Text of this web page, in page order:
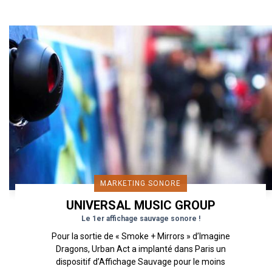
MARKETING SONORE
UNIVERSAL MUSIC GROUP
Le 1er affichage sauvage sonore !
Pour la sortie de « Smoke + Mirrors » d’Imagine
Dragons, Urban Act a implanté dans Paris un
dispositif d’Affichage Sauvage pour le moins